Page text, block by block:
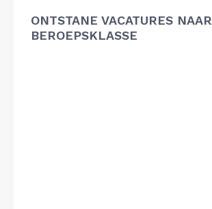
ONTSTANE VACATURES NAAR
BEROEPSKLASSE